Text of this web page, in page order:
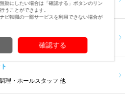
・経営企画・FCオーナー 他
般事務・受付 他
理・ホールスタッフ 他
効にしたい場合は「確認する」ボタンのリン
うことができます。
ビ転職の一部サービスを利用できない場合が
確認する